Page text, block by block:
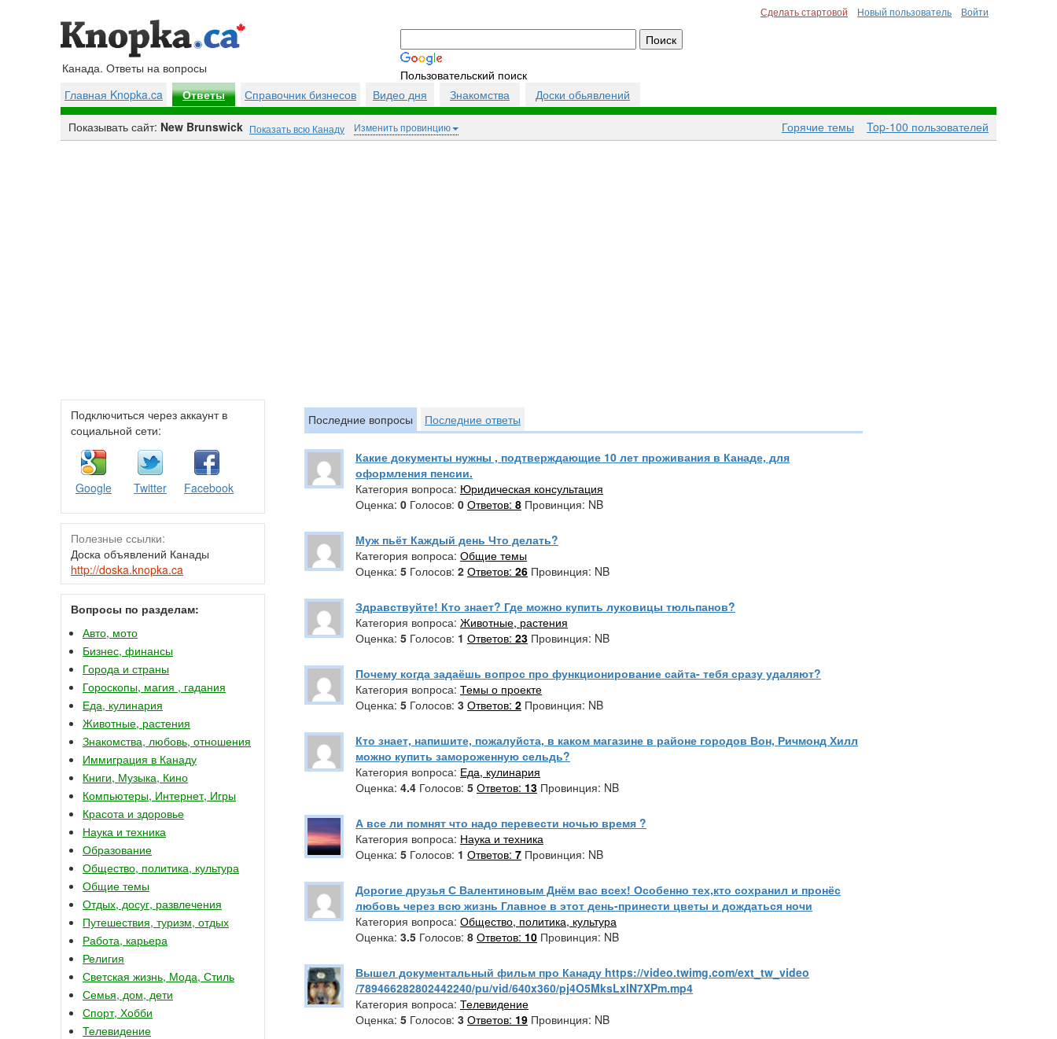
Сделать стартовой Новый пользователь Войти
Канада. Ответы на вопросы
Пользовательский поиск
Главная Knopka.ca
Ответы Справочник бизнесов Видео дня Знакомства Доски обьявлений
Показывать сайт: New Brunswick Показать всю Канаду Изменить провинцию Горячие темы Top-100 пользователей
Подключиться через аккаунт в
социальной сети:
Google Twitter Facebook
Полезные ссылки:
Доска объявлений Канады
http://doska.knopka.ca
Вопросы по разделам:
Авто, мото
Бизнес, финансы
Города и страны
Гороскопы, магия , гадания
Еда, кулинария
Животные, растения
Знакомства, любовь, отношения
Иммиграция в Канаду
Книги, Музыка, Кино
Компьютеры, Интернет, Игры
Красота и здоровье
Наука и техника
Образование
Общество, политика, культура
Общие темы
Отдых, досуг, развлечения
Путешествия, туризм, отдых
Работа, карьера
Религия
Светская жизнь, Мода, Стиль
Семья, дом, дети
Спорт, Хобби
Телевидение
Последние вопросы Последние ответы
Какие документы нужны , подтверждающие 10 лет проживания в Канаде, для
оформления пенсии.
Категория вопроса: Юридическая консультация
Оценка: 0 Голосов: 0 Ответов: 8 Провинция: NB
Муж пьёт Каждый день Что делать?
Категория вопроса: Общие темы
Оценка: 5 Голосов: 2 Ответов: 26 Провинция: NB
Здравствуйте! Кто знает? Где можно купить луковицы тюльпанов?
Категория вопроса: Животные, растения
Оценка: 5 Голосов: 1 Ответов: 23 Провинция: NB
Почему когда задаёшь вопрос про функционирование сайта- тебя сразу удаляют?
Категория вопроса: Темы о проекте
Оценка: 5 Голосов: 3 Ответов: 2 Провинция: NB
Кто знает, напишите, пожалуйста, в каком магазине в районе городов Вон, Ричмонд Хилл
можно купить замороженную сельдь?
Категория вопроса: Еда, кулинария
Оценка: 4.4 Голосов: 5 Ответов: 13 Провинция: NB
А все ли помнят что надо перевести ночью время ?
Категория вопроса: Наука и техника
Оценка: 5 Голосов: 1 Ответов: 7 Провинция: NB
Дорогие друзья С Валентиновым Днём вас всех! Особенно тех,кто сохранил и пронёс
любовь через всю жизнь Главное в этот день-принести цветы и дождаться ночи
Категория вопроса: Общество, политика, культура
Оценка: 3.5 Голосов: 8 Ответов: 10 Провинция: NB
Вышел документальный фильм про Канаду https://video.twimg.com/ext_tw_video
/789466282802442240/pu/vid/640x360/pj4O5MksLxlN7XPm.mp4
Категория вопроса: Телевидение
Оценка: 5 Голосов: 3 Ответов: 19 Провинция: NB